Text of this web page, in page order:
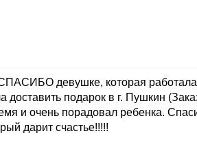
девушке, которая работала
доставить подарок в г. Пушкин
и очень порадовал ребенка.
дарит счастье!!!!!